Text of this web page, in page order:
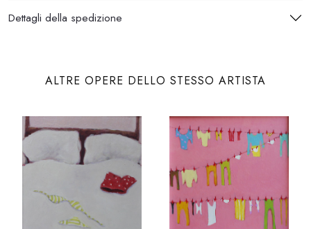
Dettagli della spedizione
ALTRE OPERE DELLO STESSO ARTISTA